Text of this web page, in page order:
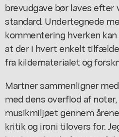
brevudgave bør laves
standard. Undertegnede
kommentering hverken
at der i hvert enkelt
fra kildematerialet og
Martner sammenligner
med dens overflod af
musikmiljøet gennem
kritik og ironi tilovers for.